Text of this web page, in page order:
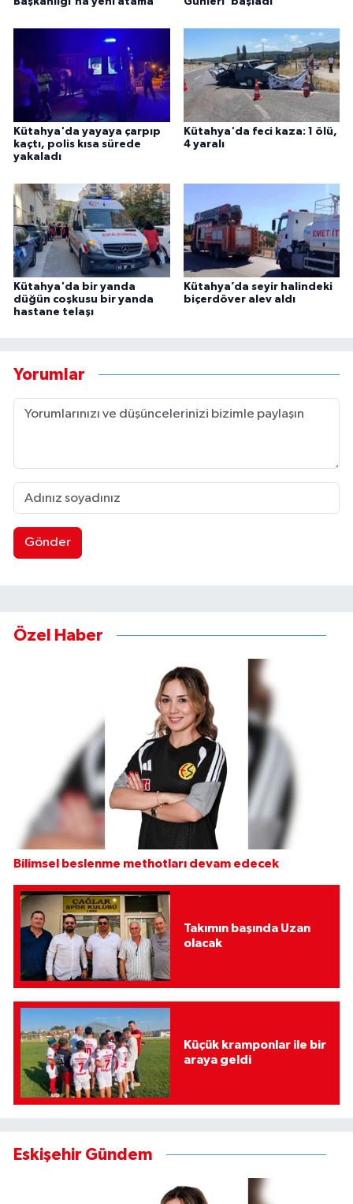
Kütahya'da yayaya çarpıp
kaçtı, polis kısa sürede
yakaladı
Kütahya'da feci kaza: 1 ölü,
4 yaralı
Kütahya'da bir yanda
düğün coşkusu bir yanda
hastane telaşı
Kütahya’da seyir halindeki
biçerdöver alev aldı
Yorumlar
Gönder
Özel Haber
Bilimsel beslenme methotları devam edecek
Takımın başında Uzan
olacak
Küçük kramponlar ile bir
araya geldi
Eskişehir Gündem